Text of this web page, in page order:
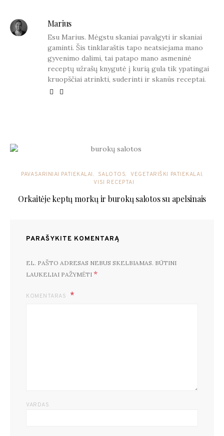
Marius
Esu Marius. Mėgstu skaniai pavalgyti ir skaniai
gaminti. Šis tinklaraštis tapo neatsiejama mano
gyvenimo dalimi, tai patapo mano asmeninė
receptų užrašų knygutė į kurią gula tik ypatingai
kruopščiai atrinkti, suderinti ir skanūs receptai.
PAVASARINIAI PATIEKALAI SALOTOS
VEGETARIŠKI PATIEKALAI
VISI RECEPTAI
Orkaitėje keptų morkų ir burokų salotos su apelsinais
PARAŠYKITE KOMENTARĄ
EL. PAŠTO ADRESAS NEBUS SKELBIAMAS. BŪTINI
LAUKELIAI PAŽYMĖTI *
KOMENTARAS
VARDAS